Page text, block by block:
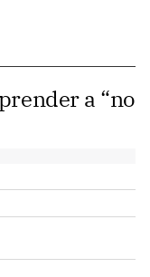
a “no